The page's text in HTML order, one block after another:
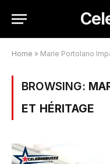
Home » Marie Portolano
BROWSING:
ET HÉRITAGE